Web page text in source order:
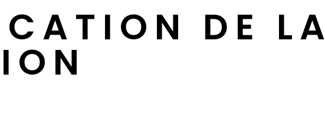
DE LA